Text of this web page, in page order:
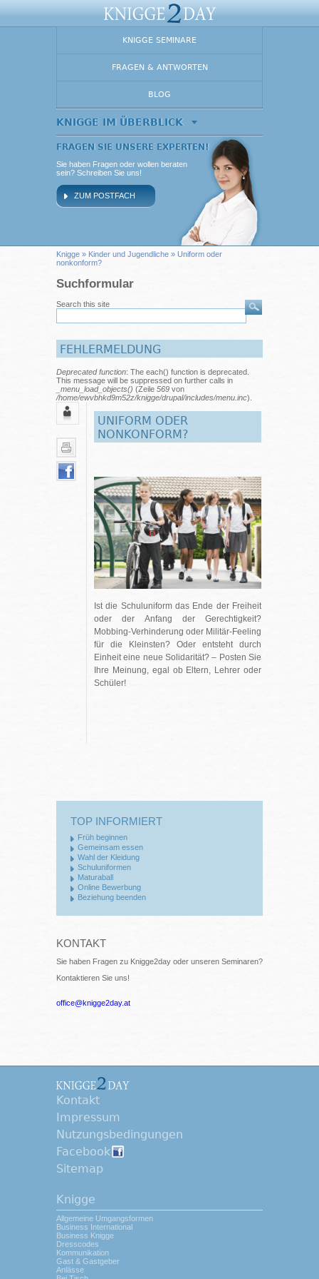
KNIGGE SEMINARE
FRAGEN & ANTWORTEN
BLOG
KNIGGE IM ÜBERBLICK
FRAGEN SIE UNSERE EXPERTEN!
Sie haben Fragen oder wollen beraten
sein? Schreiben Sie uns!
ZUM POSTFACH
Knigge » Kinder und Jugendliche » Uniform oder
nonkonform?
Suchformular
Search this site
FEHLERMELDUNG
Deprecated function: The each() function is deprecated.
This message will be suppressed on further calls in
_menu_load_objects() (Zeile 569 von
/home/ewvbhkd9m52z/knigge/drupal/includes/menu.inc).
UNIFORM ODER
NONKONFORM?
Ist die Schuluniform das Ende der Freiheit
oder der Anfang der Gerechtigkeit?
Mobbing-Verhinderung oder Militär-Feeling
für die Kleinsten? Oder entsteht durch
Einheit eine neue Solidarität? – Posten Sie
Ihre Meinung, egal ob Eltern, Lehrer oder
Schüler!
TOP INFORMIERT
Früh beginnen
Gemeinsam essen
Wahl der Kleidung
Schuluniformen
Maturaball
Online Bewerbung
Beziehung beenden
KONTAKT
Sie haben Fragen zu Knigge2day oder unseren Seminaren?
Kontaktieren Sie uns!
office@knigge2day.at
Kontakt
Impressum
Nutzungsbedingungen
Facebook
Sitemap
Knigge
Allgemeine Umgangsformen
Business International
Business Knigge
Dresscodes
Kommunikation
Gast & Gastgeber
Anlässe